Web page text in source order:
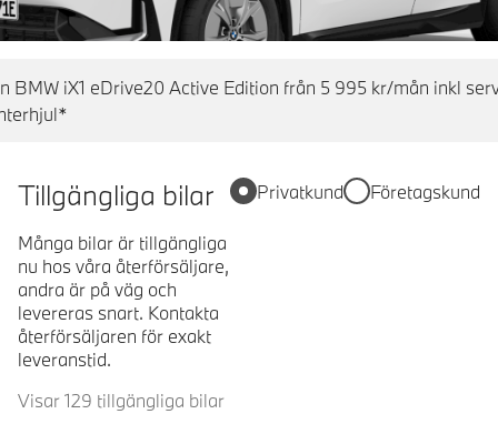
BMW iX1 eDrive20 Active Edition från 5 995 kr/mån inkl
Tillgängliga bilar
Många bilar är tillgängliga
nu hos våra återförsäljare,
andra är på väg och
levereras snart. Kontakta
återförsäljaren för exakt
leveranstid.
Visar 129 tillgängliga bilar
Privatkund Företagskund